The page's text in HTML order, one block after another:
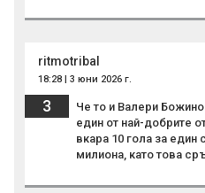
ritmotribal
18:28 | 3 юни 2026 г.
3
Че то и Валери
един от най-добрите
вкара 10 гола за един
милиона, като това